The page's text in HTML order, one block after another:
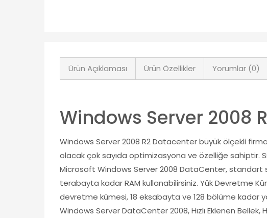
Ürün Açıklaması Ürün Özellikler Yorumlar (0)
Windows Server 2008
Windows Server 2008 R2 Datacenter büyük ölçekli
olacak çok sayıda optimizasyona ve özelliğe sahiptir.
Microsoft Windows Server 2008 DataCenter, standart
terabayta kadar RAM kullanabilirsiniz. Yük Devretme
devretme kümesi, 18 eksabayta ve 128 bölüme kadar
Windows Server DataCenter 2008, Hızlı Eklenen Bellek,